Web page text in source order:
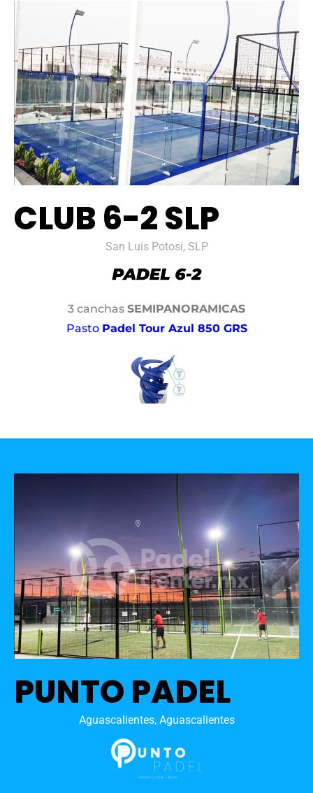
CLUB 6-2 SLP
San Luis Potosi, SLP
3 canchas SEMIPANORAMICAS
Pasto Padel Tour Azul 850 GRS
PUNTO PADEL
Aguascalientes, Aguascalientes